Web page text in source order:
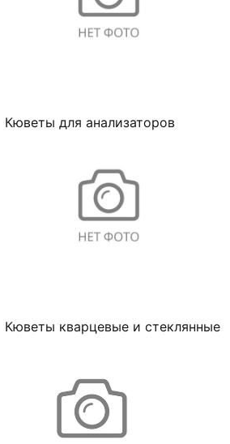
Кюветы для анализаторов
Кюветы кварцевые и стеклянные